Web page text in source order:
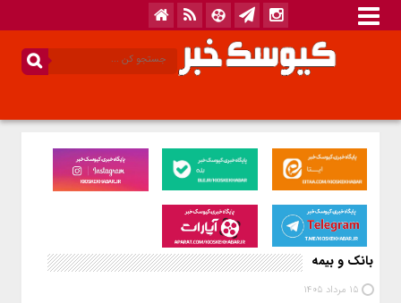
بانک و بیمه
15 مرداد 1405